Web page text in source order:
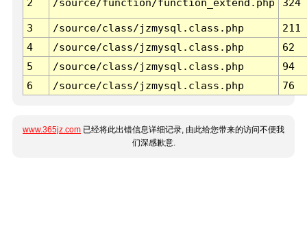
2 /source/function/function_extend.php 324
3 /source/class/jzmysql.class.php
211
4
/source/class/jzmysql.class.php
62
5
/source/class/jzmysql.class.php
94
6
/source/class/jzmysql.class.php 76
www.365jz.com 已经将此出错信息详细记录, 由此给您带来的访问不便我
们深感歉意.